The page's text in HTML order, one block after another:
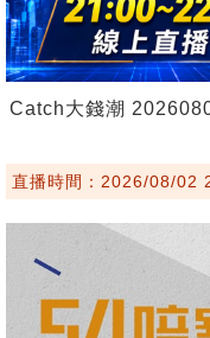
Catch大錢潮
直播時間：2026/08/02